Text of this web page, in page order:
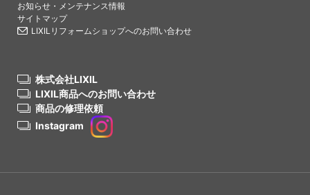
お知らせ・メンテナンス情報
サイトマップ
LIXILリフォームショップへのお問い合わせ
株式会社LIXIL
LIXIL商品へのお問い合わせ
商品の修理依頼
Instagram